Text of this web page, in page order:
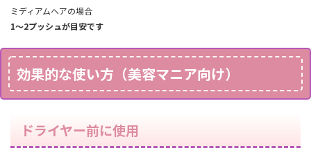
ミディアムヘアの場合
1〜2プッシュが目安です
効果的な使い方（美容マニア向け）
ドライヤー前に使用